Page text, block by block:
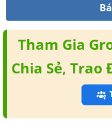
Tham Gia
Chia Sẻ,